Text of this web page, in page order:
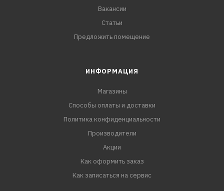
Вакансии
Статьи
Предложить помещение
ИНФОРМАЦИЯ
Магазины
Способы оплаты и доставки
Политика конфиденциальности
Производители
Акции
Как оформить заказ
Как записаться на сервис